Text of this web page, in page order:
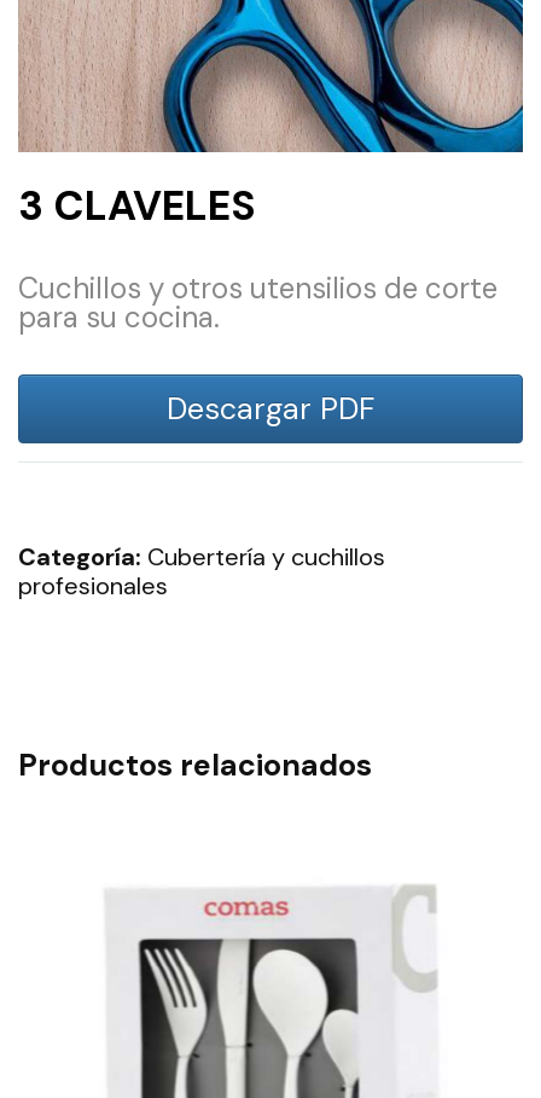
3 CLAVELES
Cuchillos y otros utensilios de corte
para su cocina.
Descargar PDF
Categoría: Cubertería y cuchillos
profesionales
Productos relacionados